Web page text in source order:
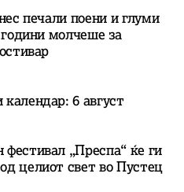
печали поени и глуми
молчеше за
6 август
„Преспа“ ќе ги
целиот свет во Пустец